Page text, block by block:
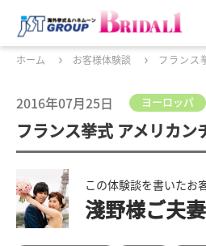
ホーム お客様体験談 フランス
2016年07月25日 ヨーロッパ
フランス挙式 アメリカン
この体験談を書いたお
淺野様ご夫妻